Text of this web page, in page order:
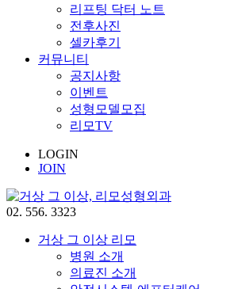
리프팅 닥터 노트
전후사진
셀카후기
커뮤니티
공지사항
이벤트
성형모델모집
리모TV
LOGIN
JOIN
02. 556. 3323
거상 그 이상 리모
병원 소개
의료진 소개